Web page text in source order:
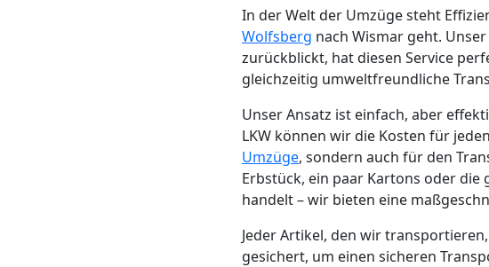
In der Welt der Umzüge steht
Wolfsberg nach Wismar geht.
zurückblickt, hat diesen Service
gleichzeitig umweltfreundliche
Unser Ansatz ist einfach, aber
LKW können wir die Kosten für
Umzüge, sondern auch für den
Erbstück, ein paar Kartons oder die
handelt – wir bieten eine
Jeder Artikel, den wir
gesichert, um einen sicheren